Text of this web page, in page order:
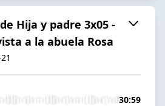
Hija y padre 3x05 -
a la abuela Rosa
30:59